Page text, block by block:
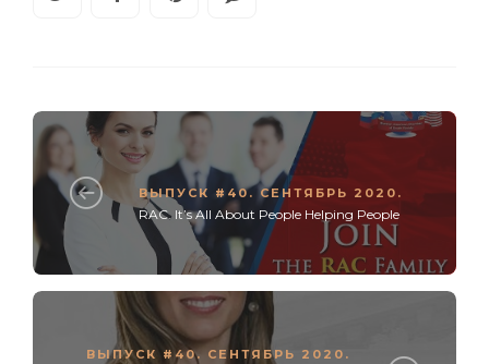
ВЫПУСК #40. СЕНТЯБРЬ 2020.
RAC. It’s All About People Helping People
ВЫПУСК #40. СЕНТЯБРЬ 2020.